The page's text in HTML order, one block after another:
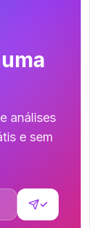
análises
e sem
✓